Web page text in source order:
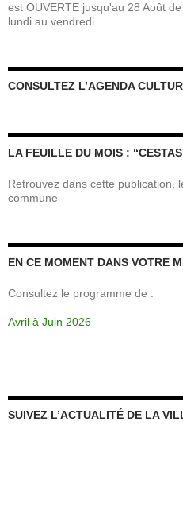
est OUVERTE jusqu'au 28 Août
lundi au vendredi.
CONSULTEZ L’AGENDA
LA FEUILLE DU MOIS :
Retrouvez dans cette publication,
commune
EN CE MOMENT DANS VOTRE
Consultez le programme de :
Avril à Juin 2026
SUIVEZ L’ACTUALITÉ DE LA